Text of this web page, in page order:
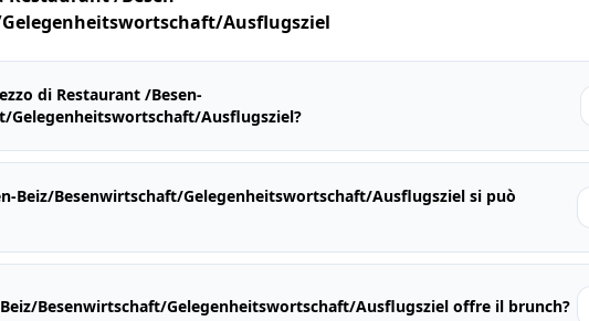
Ausflugsziel
di Restaurant /Besen-
Gelegenheitswortschaft/Ausflugsziel?
Beiz/Besenwirtschaft/Gelegenheitswortschaft/Ausflugsziel si può
Besenwirtschaft/Gelegenheitswortschaft/Ausflugsziel offre il brunch?